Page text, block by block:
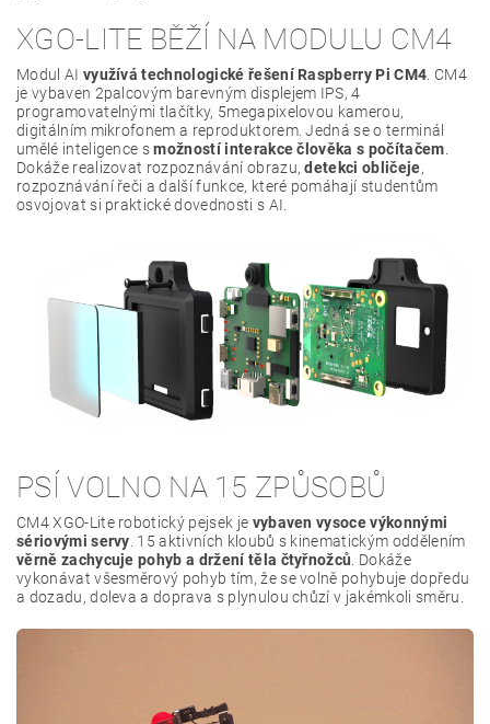
XGO-LITE BĚŽÍ NA MODULU CM4
Modul AI využívá technologické řešení Raspberry Pi CM4 . CM4
je vybaven 2palcovým barevným displejem IPS, 4
programovatelnými tlačítky, 5megapixelovou kamerou,
digitálním mikrofonem a reproduktorem. Jedná se o terminál
umělé inteligence smožností interakce člověka s počítačem
Dokáže realizovat rozpoznávání obrazu,detekci obličeje,
rozpoznávání řeči a další funkce, které pomáhají studentům
osvojovat si praktické dovednosti s AI.
PSÍ VOLNO NA 15 ZPŮSOBŮ
CM4 XGO-Lite robotický pejsek je vybaven vysoce výkonnými
sériovými servy. 15 aktivních kloubů s kinematickým oddělením
věrně zachycuje pohyb a držení těla čtyřnožců. Dokáže
vykonávat všesměrový pohyb tím, že se volně pohybuje dopředu
a dozadu, doleva a doprava s plynulou chůzí v jakémkoli směru.